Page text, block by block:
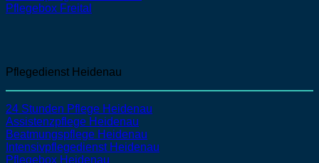
Pflegebox Freital
Pflegedienst Heidenau
24 Stunden Pflege Heidenau
Assistenzpflege Heidenau
Beatmungspflege Heidenau
Intensivpflegedienst Heidenau
Pflegebox Heidenau